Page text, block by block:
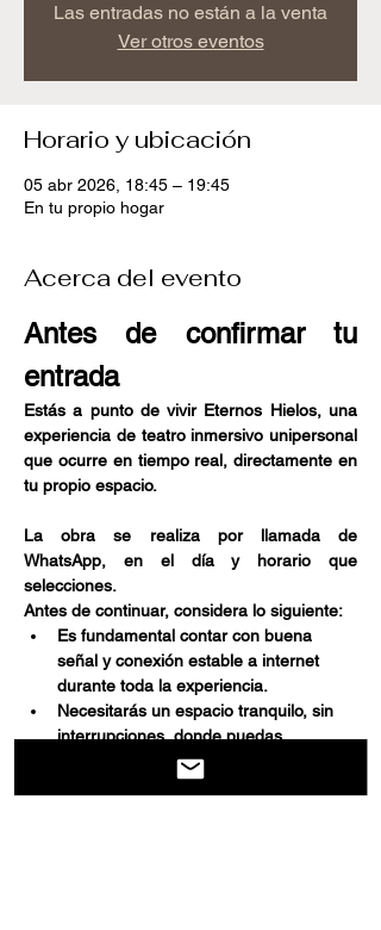
Las entradas no están a la venta
Ver otros eventos
Horario y ubicación
05 abr 2026, 18:45 – 19:45
En tu propio hogar
Acerca del evento
Antes de confirmar tu
entrada
Estás a punto de vivir Eternos Hielos, una
experiencia de teatro inmersivo unipersonal
que ocurre en tiempo real, directamente en
tu propio espacio.
La obra se realiza por llamada de
WhatsApp, en el día y horario que
selecciones.
Antes de continuar, considera lo siguiente:
Es fundamental contar con buena
señal y conexión estable a internet
durante toda la experiencia.
Necesitarás un espacio tranquilo, sin
interrupciones, donde puedas
escuchar y participar activamente.